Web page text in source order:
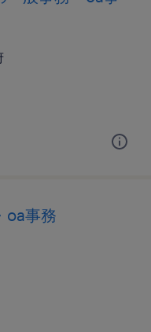
oa事務